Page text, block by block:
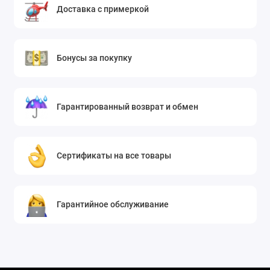
Доставка с примеркой
Бонусы за покупку
Гарантированный возврат и обмен
Сертификаты на все товары
Гарантийное обслуживание